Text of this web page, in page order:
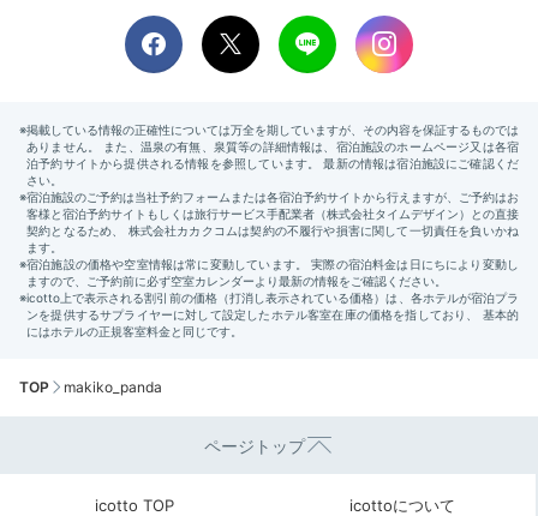
TOP makiko_panda
ページトップ
icotto TOP icottoについて